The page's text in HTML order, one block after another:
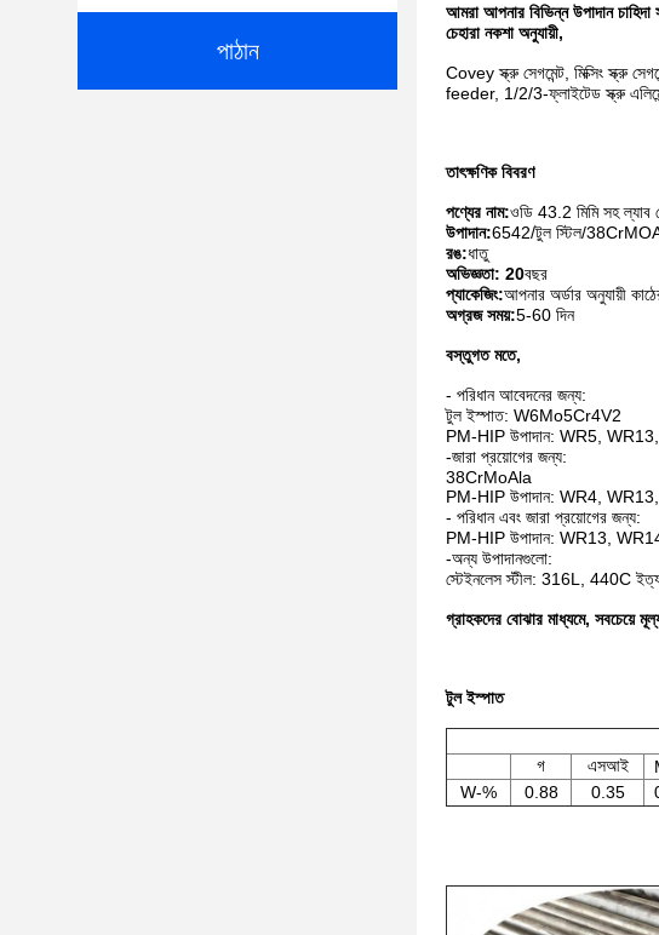
পাঠান
আমরা আপনার বিভিন্ন উপাদান চাহিদা
চেহারা নকশা অনুযায়ী,
Covey স্ক্রু সেগমেন্ট, মিক্সিং
feeder, 1/2/3-ফ্লাইটেড স্ক্রু
তাৎক্ষণিক বিবরণ
পণ্যের নাম:ওডি 43.2 মিমি সহ ল্যাব
উপাদান:6542/টুল স্টিল/
রঙ:ধাতু
অভিজ্ঞতা: 20বছর
প্যাকেজিং:আপনার অর্ডার অনুযায়ী
অগ্রজ সময়:5-60 দিন
বস্তুগত মতে,
- পরিধান আবেদনের জন্য:
টুল ইস্পাত: W6Mo5Cr4V2
PM-HIP উপাদান: WR5,
-জারা প্রয়োগের জন্য:
38CrMoAla
PM-HIP উপাদান: WR4,
- পরিধান এবং জারা প্রয়োগের জন্য:
PM-HIP উপাদান: WR13,
-অন্য উপাদানগুলো:
স্টেইনলেস স্টীল: 316L, 440C
গ্রাহকদের বোঝার মাধ্যমে, সবচেয়ে
টুল ইস্পাত
গ
এসআই
W-%
0.88 0.35